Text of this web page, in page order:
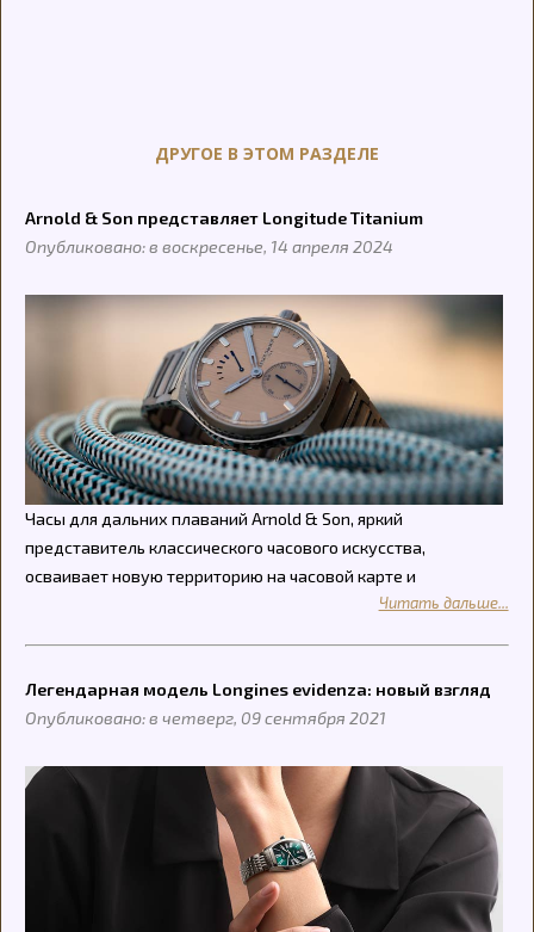
ДРУГОЕ В ЭТОМ РАЗДЕЛЕ
Arnold & Son представляет Longitude Titanium
Опубликовано: в воскресенье, 14 апреля 2024
Часы для дальних плаваний Arnold & Son, яркий
представитель классического часового искусства,
осваивает новую территорию на часовой карте и
Читать дальше...
Легендарная модель Longines evidenza: новый взгляд
Опубликовано: в четверг, 09 сентября 2021